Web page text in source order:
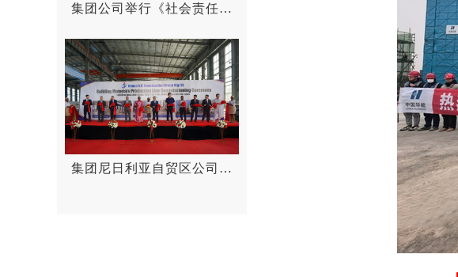
集团公司举行《社会责任报
告2026》发布会、“七一”表
彰大会暨第十四期分享课堂
集团尼日利亚自贸区公司建